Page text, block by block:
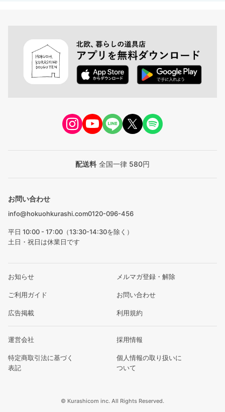
配送料 全国一律 580円
お問い合わせ
info@hokuohkurashi.com0120-096-456
平日 10:00 - 17:00（13:30-14:30を除く）
土日・祝日は休業日です
お知らせ メルマガ登録・解除
ご利用ガイド お問い合わせ
広告掲載 利用規約
運営会社 採用情報
特定商取引法に基づく
表記
個人情報の取り扱いに
ついて
© Kurashicom inc. All Rights Reserved.